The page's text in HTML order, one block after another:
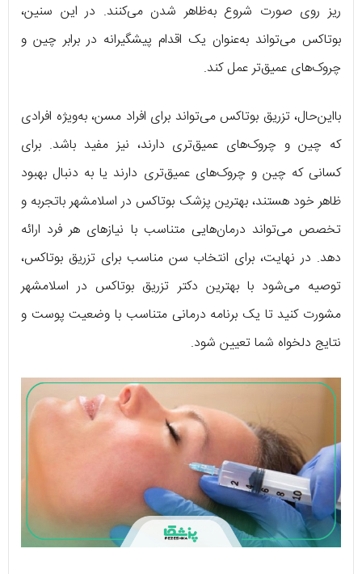
ریز روی صورت شروع به‌ظاهر شدن می‌کنند. در این سنین،
بوتاکس می‌تواند به‌عنوان یک اقدام پیشگیرانه در برابر چین و
چروک‌های عمیق‌تر عمل کند.
بااین‌حال، تزریق بوتاکس می‌تواند برای افراد مسن، به‌ویژه افرادی
که چین و چروک‌های عمیق‌تری دارند، نیز مفید باشد. برای
کسانی که چین و چروک‌های عمیق‌تری دارند یا به دنبال بهبود
ظاهر خود هستند، بهترین پزشک بوتاکس در اسلامشهر باتجربه و
تخصص می‌تواند درمان‌هایی متناسب با نیازهای هر فرد ارائه
دهد. در نهایت، برای انتخاب سن مناسب برای تزریق بوتاکس،
توصیه می‌شود با بهترین دکتر تزریق بوتاکس در اسلامشهر
مشورت کنید تا یک برنامه درمانی متناسب با وضعیت پوست و
نتایج دلخواه شما تعیین شود.